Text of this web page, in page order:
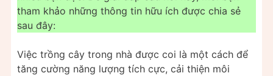
tham khảo những thông tin hữu ích được chia sẻ
sau đây:
Việc trồng cây trong nhà được coi là một cách để
tăng cường năng lượng tích cực, cải thiện môi